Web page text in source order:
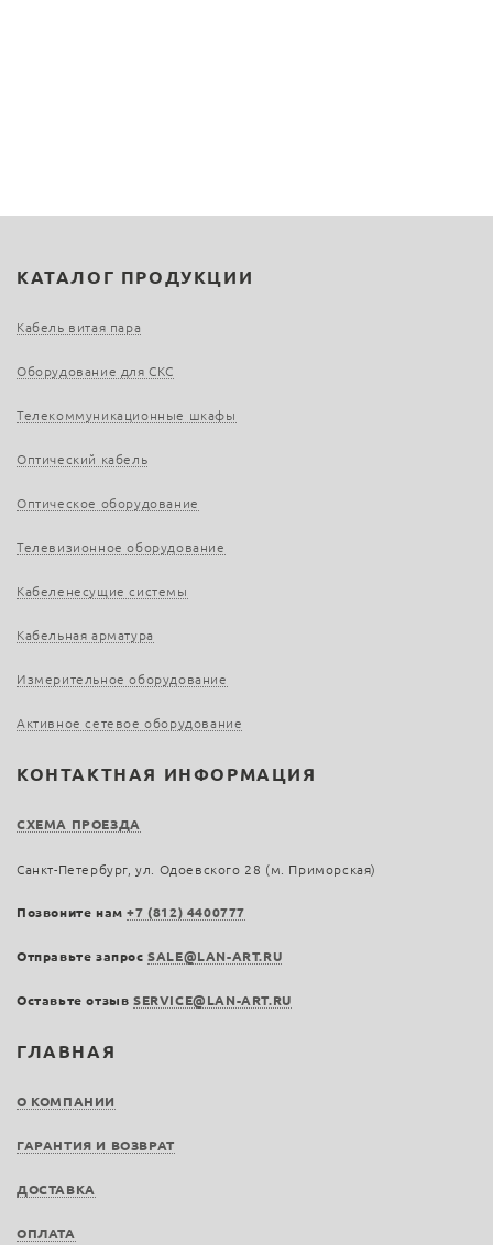
ГЛАВНАЯ
О КОМПАНИИ
ГАРАНТИЯ И ВОЗВРАТ
ДОСТАВКА
ОПЛАТА
КАТАЛОГ ПРОДУКЦИИ
Кабель витая пара
Оборудование для СКС
Телекоммуникационные шкафы
Оптический кабель
Оптическое оборудование
Телевизионное оборудование
Кабеленесущие системы
Кабельная арматура
Измерительное оборудование
Активное сетевое оборудование
КОНТАКТНАЯ ИНФОРМАЦИЯ
СХЕМА ПРОЕЗДА
Санкт-Петербург, ул. Одоевского 28 (м. Приморская)
Позвоните нам+7 (812) 4400777
Отправьте запросSALE@LAN-ART.RU
Оставьте отзыв SERVICE@LAN-ART.RU